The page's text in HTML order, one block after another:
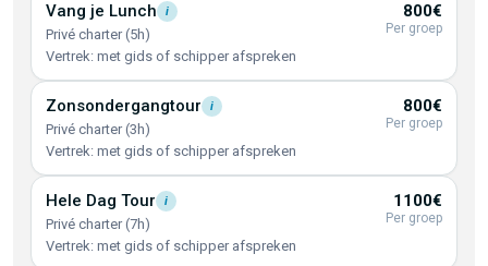
Vang je Lunch i
Privé charter (5h)
Vertrek: met gids of schipper afspreken
800€
Per groep
Zonsondergangtour i
Privé charter (3h)
Vertrek: met gids of schipper afspreken
800€
Per groep
Hele Dag Tour i
Privé charter (7h)
Vertrek: met gids of schipper afspreken
1100€
Per groep